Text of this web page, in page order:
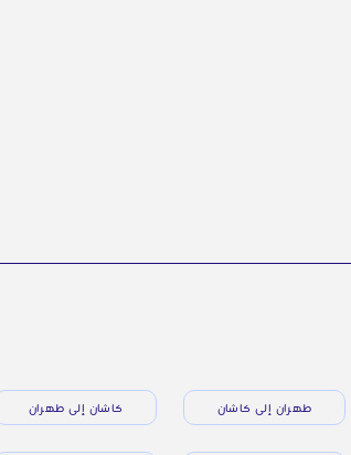
طهران إلى كاشان كاشان إلى طهران